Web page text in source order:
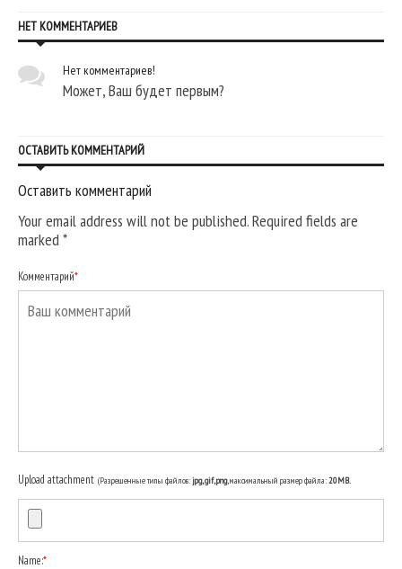
НЕТ КОММЕНТАРИЕВ
Нет комментариев!
Может, Ваш будет первым?
ОСТАВИТЬ КОММЕНТАРИЙ
Оставить комментарий
Your email address will not be published. Required fields are
marked*
Комментарий*
Upload attachment (Разрешенные типы файлов:jpg, gif, png, максимальный размер файла:20MB.
Name:*